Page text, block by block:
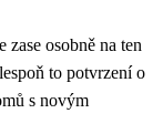
osobně na ten
to potvrzení o
s novým